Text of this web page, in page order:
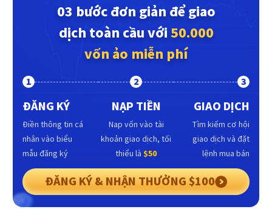
03 bước đơn giản để giao
dịch toàn cầu với50.000
vốn ảo miễn phí
1
ĐĂNG KÝ
Điền thông tin cá
nhân vào biểu
mẫu đăng ký
2
NẠP TIỀN
Nap vốn vào tài
khoản giao dịch, tối
thiểu là $50
3
GIAO DỊCH
Tìm kiếm cơ hội
giao dịch và đặt
lệnh mua bán
ĐĂNG KÝ & NHẬN THƯỞNG $100